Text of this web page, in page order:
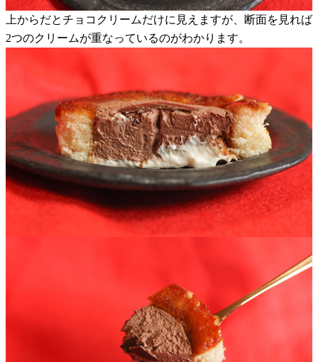
上からだとチョコクリームだけに見えますが、断面を見れば
2つのクリームが重なっているのがわかります。